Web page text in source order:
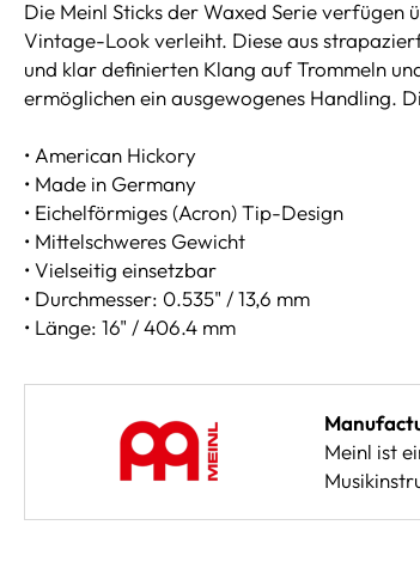
Die Meinl Sticks der Waxed Serie verfügen
Vintage-Look verleiht. Diese aus
und klar definierten Klang auf Trommeln
ermöglichen ein ausgewogenes Handling.
• American Hickory
• Made in Germany
• Eichelförmiges (Acron) Tip-Design
• Mittelschweres Gewicht
• Vielseitig einsetzbar
• Durchmesser: 0.535" / 13,6 mm
• Länge: 16" / 406.4 mm
Meinl ist